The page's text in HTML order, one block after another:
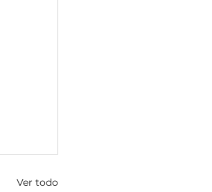
Ver todo